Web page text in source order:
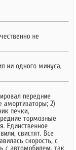
не
ни одного минуса,
передние
амортизаторы; 2)
печки,
тормозные
Единственное
свистят. Все
скорость, с
с автомобилем, так